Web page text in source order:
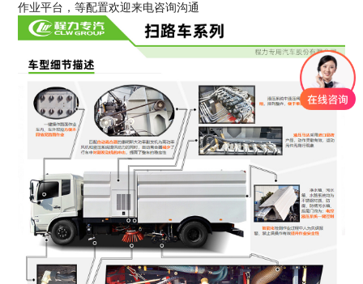
作业平台，等配置欢迎来电咨询沟通